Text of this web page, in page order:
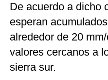
De acuerdo a dicho
esperan
alrededor de 20
valores cercanos a
sierra sur.